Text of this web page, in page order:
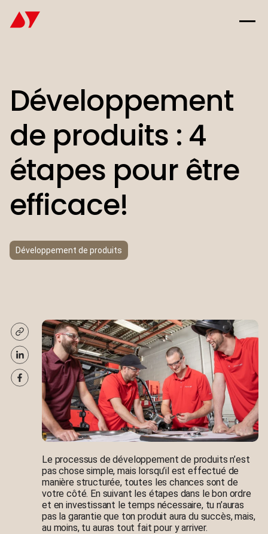
Développement
de produits : 4
étapes pour être
efficace!
Développement de produits
Le processus de développement de produits n’est
pas chose simple, mais lorsqu’il est effectué de
manière structurée, toutes les chances sont de
votre côté. En suivant les étapes dans le bon ordre
et en investissant le temps nécessaire, tu n’auras
pas la garantie que ton produit aura du succès, mais,
au moins, tu auras tout fait pour y arriver.